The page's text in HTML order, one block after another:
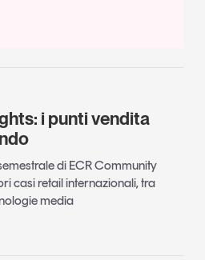
i punti vendita
di ECR Community
casi retail internazionali, tra
media